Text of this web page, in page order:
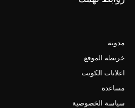
مدونة
خريطة الموقع
اعلانات الكويت
مساعدة
سياسة الخصوصية